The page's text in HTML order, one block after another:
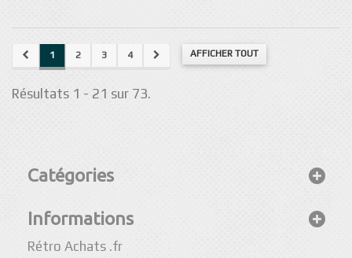
AFFICHER TOUT
1 2 3 4
Résultats 1 - 21 sur 73.
Catégories
Informations
Rétro Achats .fr